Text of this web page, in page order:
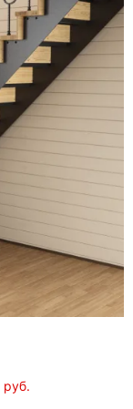
руб.